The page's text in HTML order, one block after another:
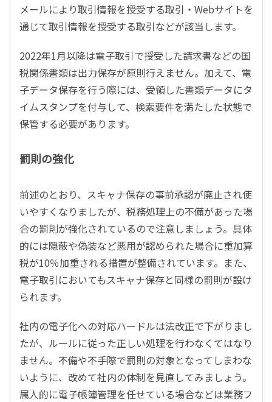
メールにより取引情報を授受する取引・Webサイトを
通じて取引情報を授受する取引などが該当します。
2022年1月以降は電子取引で授受した請求書などの国
税関係書類は出力保存が原則行えません。加えて、電
子データ保存を行う際には、受領した書類データにタ
イムスタンプを付与して、検索要件を満たした状態で
保管する必要があります。
罰則の強化
前述のとおり、スキャナ保存の事前承認が廃止され使
いやすくなりましたが、税務処理上の不備があった場
合の罰則が強化されているので注意しましょう。具体
的には隠蔽や偽装など悪用が認められた場合に重加算
税が10％加重される措置が整備されています。また、
電子取引においてもスキャナ保存と同様の罰則が設け
られます。
社内の電子化への対応ハードルは法改正で下がりまし
たが、ルールに従った正しい処理を行わなくてはなり
ません。不備や不手際で罰則の対象となってしまわな
いように、改めて社内の体制を見直してみましょう。
属人的に電子帳簿管理を任せている場合などは業務フ